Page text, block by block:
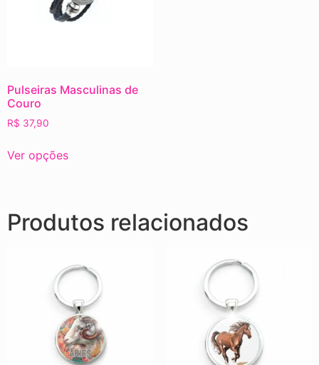
Pulseiras Masculinas de
Couro
R$ 37,90
Ver opções
Produtos relacionados